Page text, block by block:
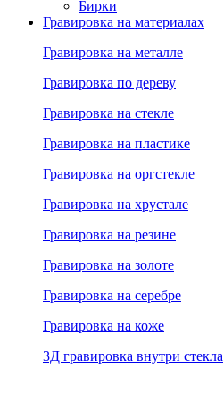
Бирки
Гравировка на материалах
Гравировка на металле
Гравировка по дереву
Гравировка на стекле
Гравировка на пластике
Гравировка на оргстекле
Гравировка на хрустале
Гравировка на резине
Гравировка на золоте
Гравировка на серебре
Гравировка на коже
3Д гравировка внутри стекла